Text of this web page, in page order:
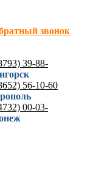
звонок
39-88-
56-10-60
00-03-